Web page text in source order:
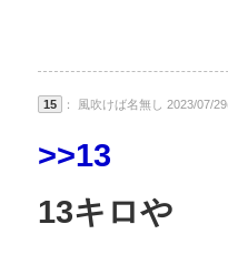
15 ： 風吹けば名無し 2023/07/
>>13
13キロや